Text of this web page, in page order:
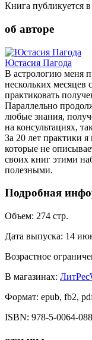
Книга публикуется
об авторе
Юстасия Пагода
В астрологию меня
нескольких месяцев
практиковать
Параллельно
любые знания,
на консультациях,
За 20 лет практики
которые не
своих книг этими
полезными.
Подробная
Объем: 274 стр.
Дата выпуска: 14
Возрастное
В магазинах: ЛитРес
Формат: epub, fb2,
ISBN: 978-5-0064-